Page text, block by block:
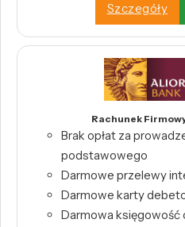
Szczegóły
Rachunek
Brak opłat za
podstawowego
Darmowe przelewy
Darmowe karty
Darmowa księgowość